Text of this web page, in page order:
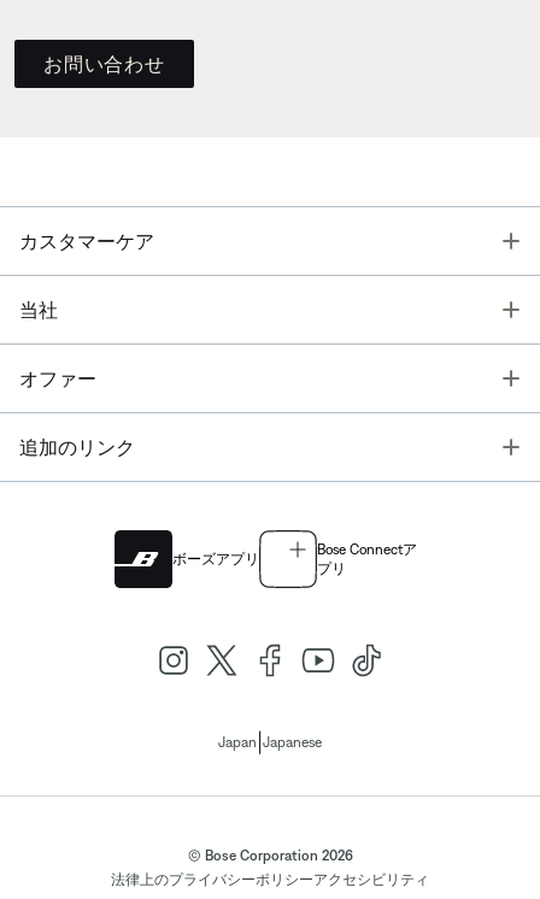
お問い合わせ
カスタマーケア
当社
オファー
追加のリンク
ボーズアプリ
Bose Connectア
プリ
Japan Japanese
© Bose Corporation 2026
法律上のプライバシーポリシーアクセシビリティ